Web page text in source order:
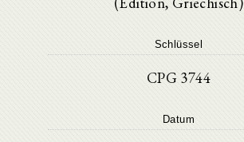
Schlüssel
CPG 3744
Datum